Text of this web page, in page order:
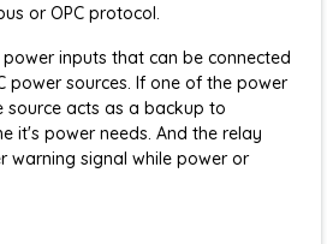
or OPC protocol.
inputs that can be connected
power sources. If one of the power
source acts as a backup to
it's power needs. And the relay
warning signal while power or